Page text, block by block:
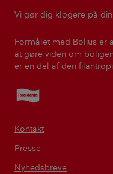
Vi gør dig klogere på
Formålet med Bolius er
at gøre viden om
er en del af den
Realdania
Kontakt
Presse
Nyhedsbreve